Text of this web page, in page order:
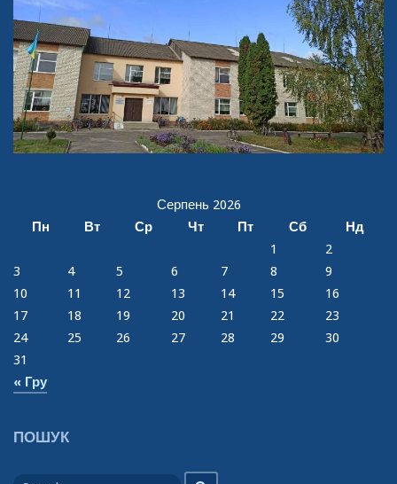
Серпень 2026
Пн
Вт Ср Чт Пт Сб Нд
« Гру
1
2
3
4 5 6 7 8
9
10
11 12 13 14 15
16
17
18 19 20 21 22
23
24
25 26 27 28 29
30
31
ПОШУК